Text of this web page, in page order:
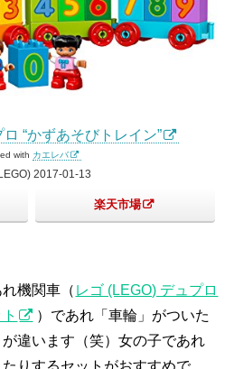
“かずあそびトレイン”
with カエレバ
2017-01-13
楽天市場
機関車（ レゴ (LEGO) デュプロ
）であれ「車輪」がついた
違います（笑）女の子であれ
りするセットがおすすめで